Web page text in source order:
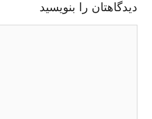
دیدگاهتان را بنویسید